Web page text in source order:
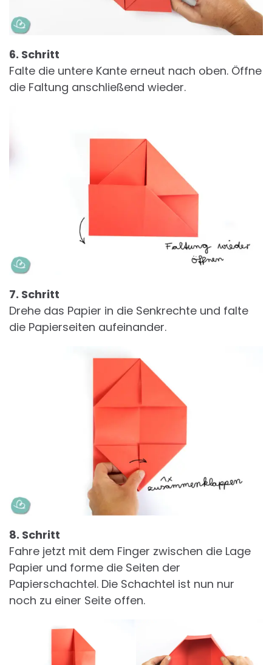
6. Schritt
Falte die untere Kante erneut nach oben. Öffne
die Faltung anschließend wieder.
7. Schritt
Drehe das Papier in die Senkrechte und falte
die Papierseiten aufeinander.
8. Schritt
Fahre jetzt mit dem Finger zwischen die Lage
Papier und forme die Seiten der
Papierschachtel. Die Schachtel ist nun nur
noch zu einer Seite offen.